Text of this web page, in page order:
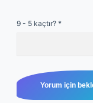
9 - 5 kaçtır? *